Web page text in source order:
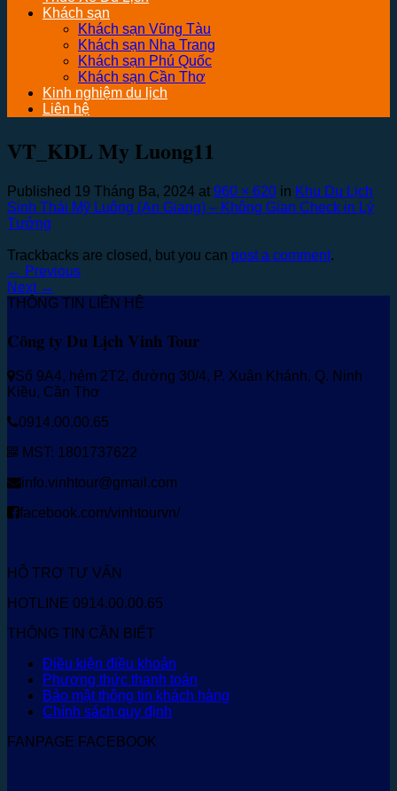
Khách sạn
Khách sạn Vũng Tàu
Khách sạn Nha Trang
Khách sạn Phú Quốc
Khách sạn Cần Thơ
Kinh nghiệm du lịch
Liên hệ
VT_KDL My Luong11
Published 19 Tháng Ba, 2024 at 960 × 620 in Khu Du Lịch
Sinh Thái Mỹ Luông (An Giang) – Không Gian Check in Lý
Tưởng
Trackbacks are closed, but you can post a comment.
← Previous
Next →
THÔNG TIN LIÊN HỆ
Công ty Du Lịch Vinh Tour
Số 9A4, hẻm 2T2, đường 30/4, P. Xuân Khánh, Q. Ninh
Kiều, Cần Thơ
0914.00.00.65
MST: 1801737622
info.vinhtour@gmail.com
facebook.com/vinhtourvn/
HỖ TRỢ TƯ VẤN
HOTLINE 0914.00.00.65
THÔNG TIN CẦN BIẾT
Điều kiện điều khoản
Phương thức thanh toán
Bảo mật thông tin khách hàng
Chính sách quy định
FANPAGE FACEBOOK